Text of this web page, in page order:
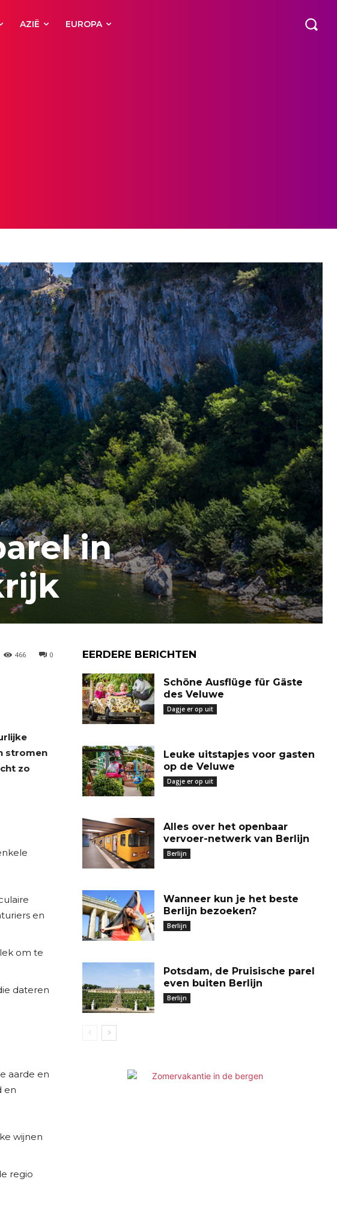
AZIË EUROPA
in
0
466
stromen
zo
en
om te
dateren
aarde en
en
wijnen
regio
EERDERE BERICHTEN
Schöne Ausflüge für Gäste
des Veluwe
Dagje er op uit
Leuke uitstapjes voor gasten
op de Veluwe
Dagje er op uit
Alles over het openbaar
vervoer-netwerk van Berlijn
Berlijn
Wanneer kun je het beste
Berlijn bezoeken?
Berlijn
Potsdam, de Pruisische parel
even buiten Berlijn
Berlijn